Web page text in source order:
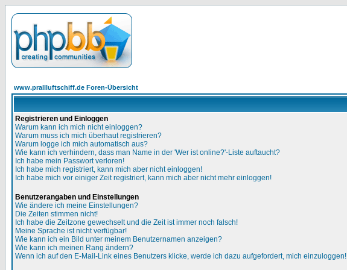
www.prallluftschiff.de Foren-Übersicht
Registrieren und Einloggen
Warum kann ich mich nicht einloggen?
Warum muss ich mich überhaut registrieren?
Warum logge ich mich automatisch aus?
Wie kann ich verhindern, dass man Name in der 'Wer ist online?'-Liste auftaucht?
Ich habe mein Passwort verloren!
Ich habe mich registriert, kann mich aber nicht einloggen!
Ich habe mich vor einiger Zeit registriert, kann mich aber nicht mehr einloggen!
Benutzerangaben und Einstellungen
Wie ändere ich meine Einstellungen?
Die Zeiten stimmen nicht!
Ich habe die Zeitzone gewechselt und die Zeit ist immer noch falsch!
Meine Sprache ist nicht verfügbar!
Wie kann ich ein Bild unter meinem Benutzernamen anzeigen?
Wie kann ich meinen Rang ändern?
Wenn ich auf den E-Mail-Link eines Benutzers klicke, werde ich dazu aufgefordert, mich einzuloggen!